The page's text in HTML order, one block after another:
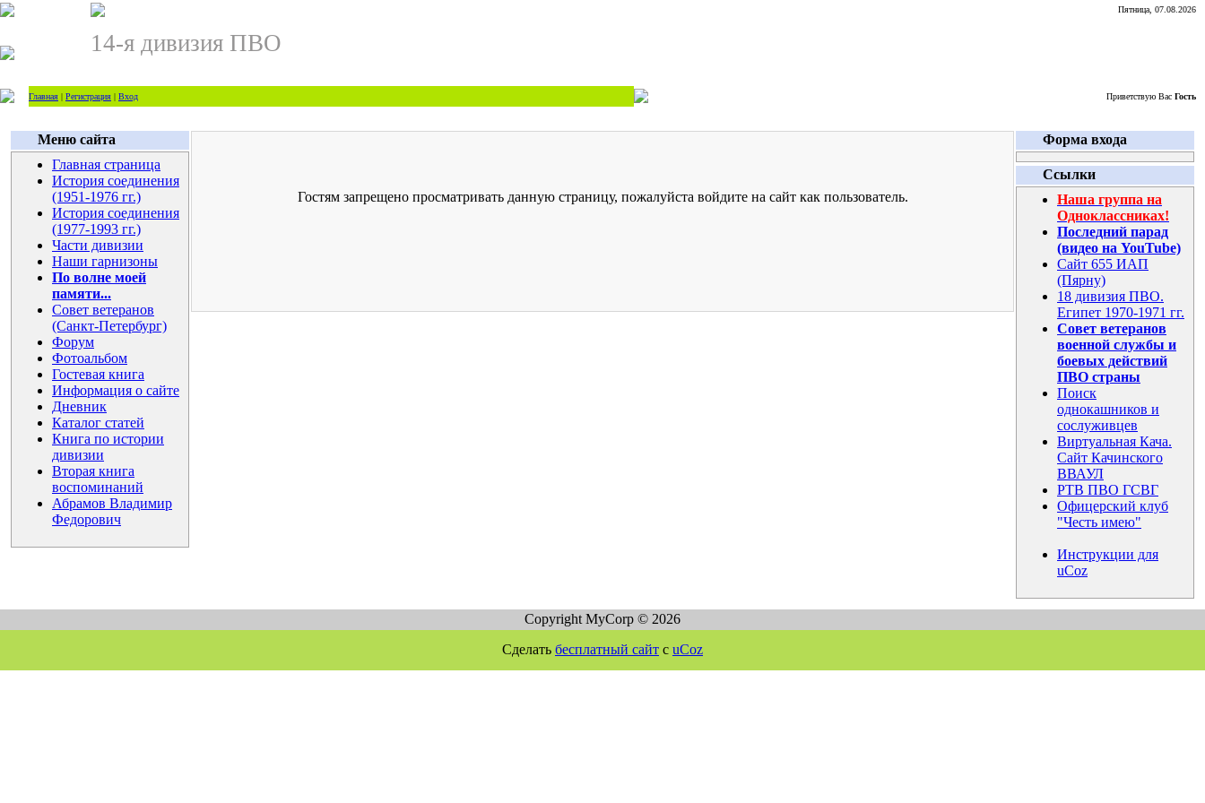
Пятница, 07.08.2026
14-я дивизия ПВО
Главная | Регистрация | Вход Приветствую Вас Гость
Меню сайта
Главная страница
История соединения
(1951-1976 гг.)
История соединения
(1977-1993 гг.)
Части дивизии
Наши гарнизоны
По волне моей
памяти...
Совет ветеранов
(Санкт-Петербург)
Форум
Фотоальбом
Гостевая книга
Информация о сайте
Дневник
Каталог статей
Книга по истории
дивизии
Вторая книга
воспоминаний
Абрамов Владимир
Федорович
Гостям запрещено просматривать данную страницу, пожалуйста войдите на сайт как пользователь.
Форма входа
Ссылки
Наша группа на
Одноклассниках!
Последний парад
(видео на YouTube)
Сайт 655 ИАП
(Пярну)
18 дивизия ПВО.
Египет 1970-1971 гг.
Совет ветеранов
военной службы и
боевых действий
ПВО страны
Поиск
однокашников и
сослуживцев
Виртуальная Кача.
Сайт Качинского
ВВАУЛ
РТВ ПВО ГСВГ
Офицерский клуб
"Честь имею"
Инструкции для
uCoz
Copyright MyCorp © 2026
Сделать бесплатный сайт с uCoz